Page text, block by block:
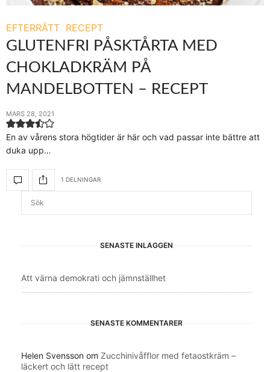
EFTERRÄTT RECEPT
GLUTENFRI PÅSKTÅRTA MED
CHOKLADKRÄM PÅ
MANDELBOTTEN – RECEPT
MARS 28, 2021
En av vårens stora högtider är här och vad passar inte bättre att
duka upp…
1 DELNINGAR
SENASTE INLÄGGEN
Att värna demokrati och jämnställhet
SENASTE KOMMENTARER
Helen Svensson om Zucchinivåfflor med fetaostkräm –
läckert och lätt recept